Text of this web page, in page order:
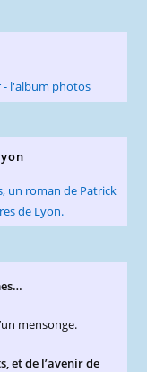
mensonge.
et de l’avenir de